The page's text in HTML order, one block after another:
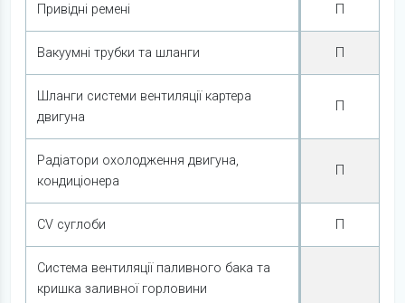
Привідні ремені П
Вакуумні трубки та шланги П
Шланги системи вентиляції картера
двигуна
П
Радіатори охолодження двигуна,
кондиціонера
П
CV суглоби П
Система вентиляції паливного бака та
кришка заливної горловини